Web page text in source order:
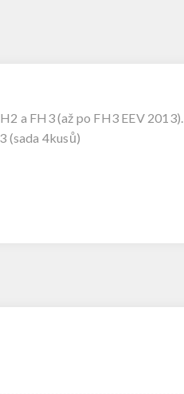
a FH3 (až po FH3 EEV 2013).
(sada 4kusů)